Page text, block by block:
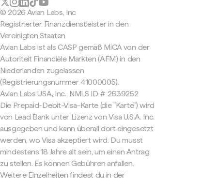
© 2026 Avian Labs, Inc
Registrierter Finanzdienstleister in den
Vereinigten Staaten
Avian Labs ist als CASP gemäß MiCA von der
Autoriteit Financiële Markten (AFM) in den
Niederlanden zugelassen
(Registrierungsnummer 41000005).
Avian Labs USA, Inc., NMLS ID # 2639252
Die Prepaid-Debit-Visa-Karte (die "Karte") wird
von Lead Bank unter Lizenz von Visa U.S.A. Inc.
ausgegeben und kann überall dort eingesetzt
werden, wo Visa akzeptiert wird. Du musst
mindestens 18 Jahre alt sein, um einen Antrag
zu stellen. Es können Gebühren anfallen.
Weitere Einzelheiten findest du in der